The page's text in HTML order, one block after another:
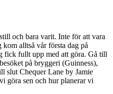
och bara varit. Inte för att vara
kom alltså vår första dag på
fick fullt upp med att göra. Gå till
på bryggeri (Guinness),
slut Chequer Lane by Jamie
göra sen och hur planerar vi